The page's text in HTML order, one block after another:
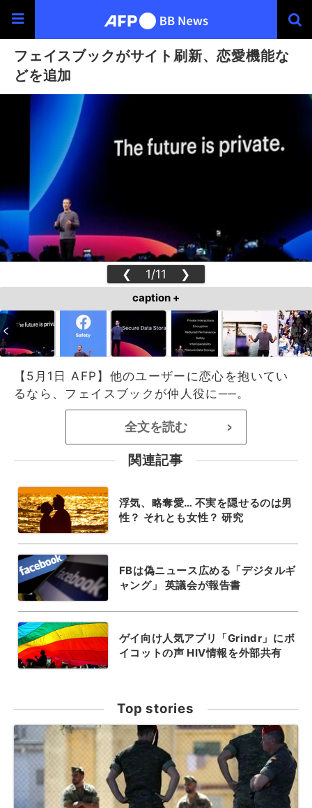
フェイスブックがサイト刷新、恋愛機能な
どを追加
❮ 1/11 ❯
caption +
【5月1日 AFP】他のユーザーに恋心を抱いてい
るなら、フェイスブックが仲人役に──。
全文を読む >
関連記事
浮気、略奪愛… 不実を隠せるのは男
性？ それとも女性？ 研究
FBは偽ニュース広める「デジタルギ
ャング」 英議会が報告書
ゲイ向け人気アプリ「Grindr」にボ
イコットの声 HIV情報を外部共有
Top stories